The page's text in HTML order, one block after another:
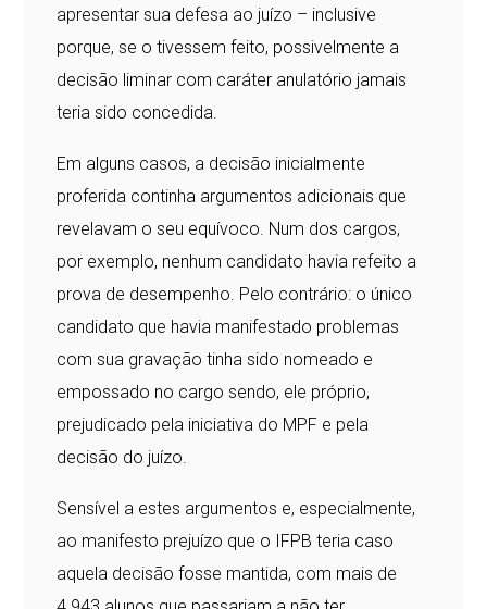
apresentar sua defesa ao juízo – inclusive
porque, se o tivessem feito, possivelmente a
decisão liminar com caráter anulatório jamais
teria sido concedida.
Em alguns casos, a decisão inicialmente
proferida continha argumentos adicionais que
revelavam o seu equívoco. Num dos cargos,
por exemplo, nenhum candidato havia refeito a
prova de desempenho. Pelo contrário: o único
candidato que havia manifestado problemas
com sua gravação tinha sido nomeado e
empossado no cargo sendo, ele próprio,
prejudicado pela iniciativa do MPF e pela
decisão do juízo.
Sensível a estes argumentos e, especialmente,
ao manifesto prejuízo que o IFPB teria caso
aquela decisão fosse mantida, com mais de